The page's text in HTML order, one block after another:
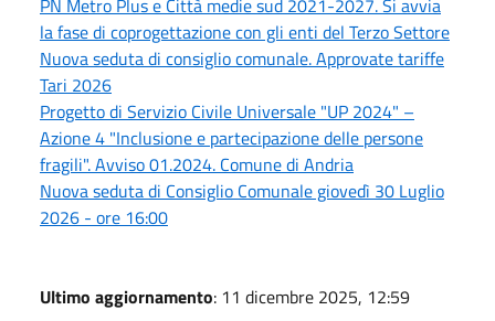
PN Metro Plus e Città medie sud 2021-2027. Si avvia
la fase di coprogettazione con gli enti del Terzo Settore
Nuova seduta di consiglio comunale. Approvate tariffe
Tari 2026
Progetto di Servizio Civile Universale "UP 2024" –
Azione 4 "Inclusione e partecipazione delle persone
fragili". Avviso 01.2024. Comune di Andria
Nuova seduta di Consiglio Comunale giovedì 30 Luglio
2026 - ore 16:00
Ultimo aggiornamento: 11 dicembre 2025, 12:59